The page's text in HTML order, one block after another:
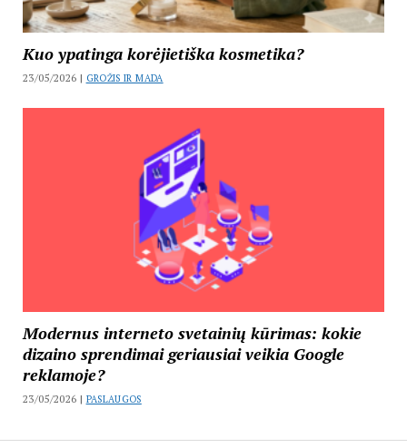
Kuo ypatinga korėjietiška kosmetika?
23/05/2026 | GROŽIS IR MADA
Modernus interneto svetainių kūrimas: kokie
dizaino sprendimai geriausiai veikia Google
reklamoje?
23/05/2026 | PASLAUGOS